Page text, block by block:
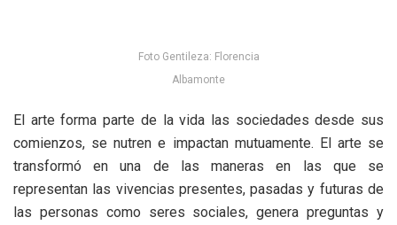
Foto Gentileza: Florencia
Albamonte
El arte forma parte de la vida las sociedades desde sus
comienzos, se nutren e impactan mutuamente. El arte se
transformó en una de las maneras en las que se
representan las vivencias presentes, pasadas y futuras de
las personas como seres sociales, genera preguntas y